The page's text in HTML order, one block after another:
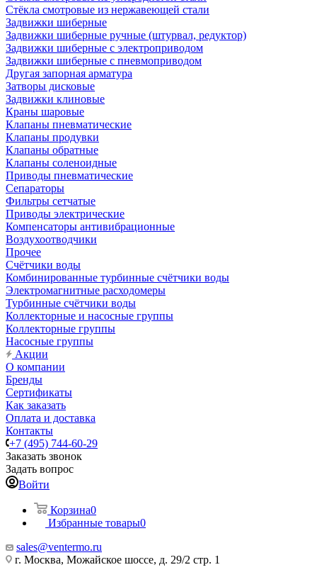
Стёкла смотровые из нержавеющей стали
Задвижки шиберные
Задвижки шиберные ручные (штурвал, редуктор)
Задвижки шиберные с электроприводом
Задвижки шиберные с пневмоприводом
Другая запорная арматура
Затворы дисковые
Задвижки клиновые
Краны шаровые
Клапаны пневматические
Клапаны продувки
Клапаны обратные
Клапаны соленоидные
Приводы пневматические
Сепараторы
Фильтры сетчатые
Приводы электрические
Компенсаторы антивибрационные
Воздухоотводчики
Прочее
Счётчики воды
Комбинированные турбинные счётчики воды
Электромагнитные расходомеры
Турбинные счётчики воды
Коллекторные и насосные группы
Коллекторные группы
Насосные группы
Акции
О компании
Бренды
Сертификаты
Как заказать
Оплата и доставка
Контакты
+7 (495) 744-60-29
Заказать звонок
Задать вопрос
Войти
Корзина0
Избранные товары0
sales@ventermo.ru
г. Москва, Можайское шоссе, д. 29/2 стр. 1